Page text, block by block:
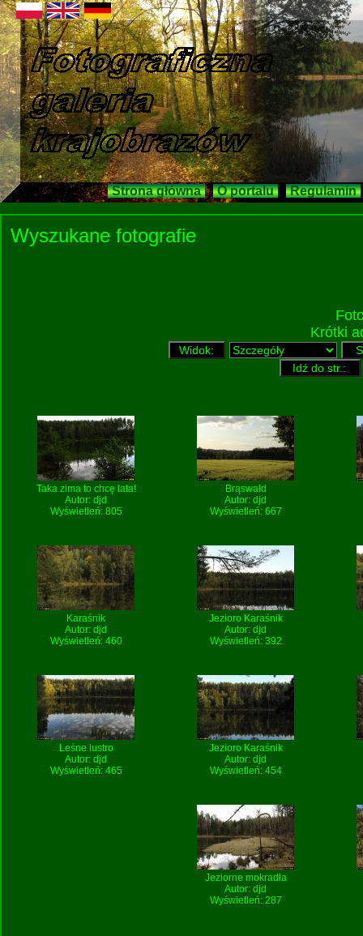
Strona główna O portalu Regulamin
Wyszukane fotografie
Krótki
Taka zima to chcę lata!
Autor:djd
Wyświetleń: 805
Brąswałd
Autor:djd
Wyświetleń: 667
Karaśnik
Autor:djd
Wyświetleń: 460
Jezioro Karaśnik
Autor:djd
Wyświetleń: 392
Leśne lustro
Autor:djd
Wyświetleń: 465
Jezioro Karaśnik
Autor:djd
Wyświetleń: 454
Jeziorne mokradła
Autor:djd
Wyświetleń: 287